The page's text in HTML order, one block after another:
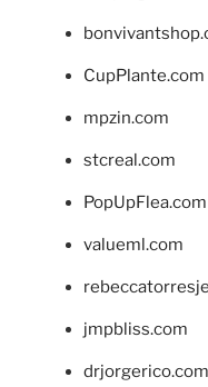
CupPlante.com
mpzin.com
stcreal.com
PopUpFlea.com
valueml.com
jmpbliss.com
drjorgerico.com